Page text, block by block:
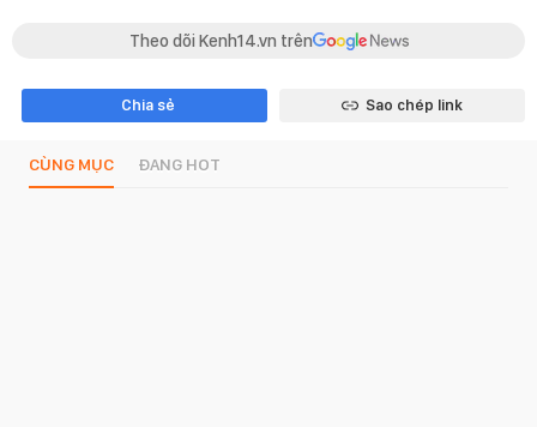
Theo dõi Kenh14.vn trên
Chia sẻ Sao chép link
CÙNG MỤC ĐANG HOT